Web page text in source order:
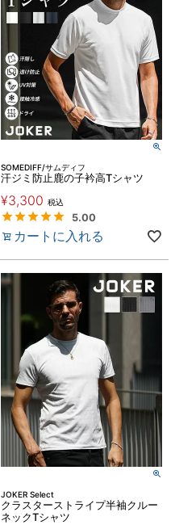
SOMEDIFF/サムディフ
汗ジミ防止鹿の子衿高Tシャツ
¥3,300 税込
5.00
カートに入れる
JOKER Select
クラスターストライプ半袖クルー
ネックTシャツ